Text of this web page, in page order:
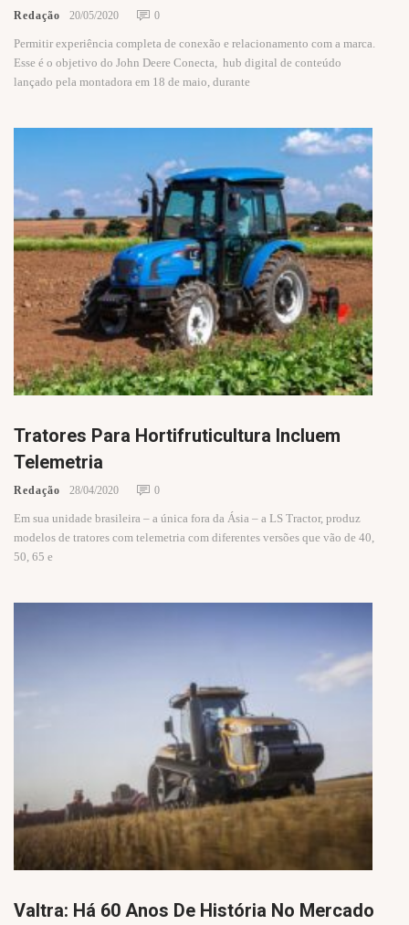
Redação 20/05/2020 0
Permitir experiência completa de conexão e relacionamento com a marca.
Esse é o objetivo do John Deere Conecta, hub digital de conteúdo
lançado pela montadora em 18 de maio, durante
Tratores Para Hortifruticultura Incluem
Telemetria
Redação 28/04/2020 0
Em sua unidade brasileira – a única fora da Ásia – a LS Tractor, produz
modelos de tratores com telemetria com diferentes versões que vão de 40,
50, 65 e
Valtra: Há 60 Anos De História No Mercado